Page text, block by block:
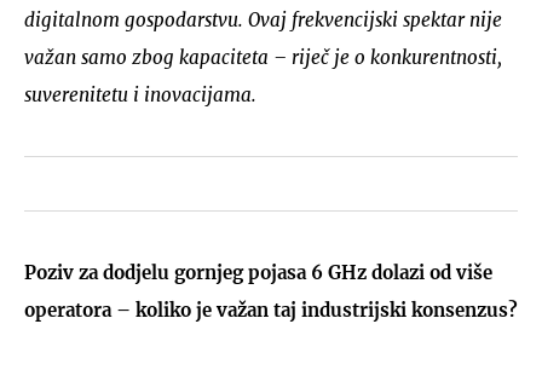
digitalnom gospodarstvu. Ovaj frekvencijski spektar nije
važan samo zbog kapaciteta – riječ je o konkurentnosti,
suverenitetu i inovacijama.
Poziv za dodjelu gornjeg pojasa 6 GHz dolazi od više
operatora – koliko je važan taj industrijski konsenzus?